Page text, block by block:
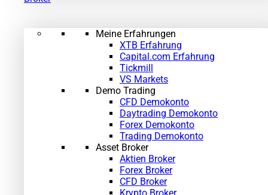
Meine Erfahrungen
XTB Erfahrung
Capital.com Erfahrung
Tickmill
VS Markets
Demo Trading
CFD Demokonto
Daytrading Demokonto
Forex Demokonto
Trading Demokonto
Asset Broker
Aktien Broker
Forex Broker
CFD Broker